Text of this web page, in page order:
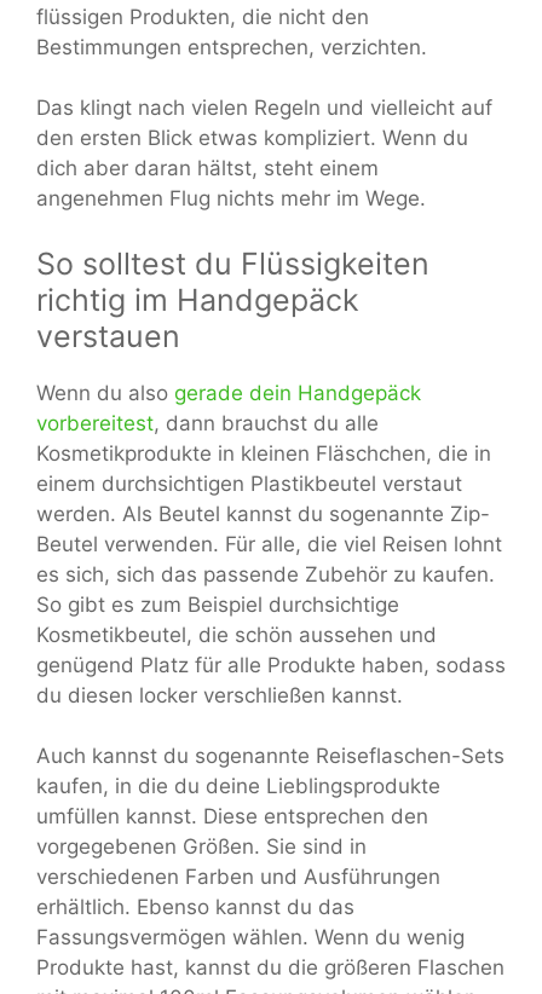
flüssigen Produkten, die nicht den
Bestimmungen entsprechen, verzichten.
Das klingt nach vielen Regeln und vielleicht auf
den ersten Blick etwas kompliziert. Wenn du
dich aber daran hältst, steht einem
angenehmen Flug nichts mehr im Wege.
So solltest du Flüssigkeiten
richtig im Handgepäck
verstauen
Wenn du also gerade dein Handgepäck
vorbereitest, dann brauchst du alle
Kosmetikprodukte in kleinen Fläschchen, die in
einem durchsichtigen Plastikbeutel verstaut
werden. Als Beutel kannst du sogenannte Zip-
Beutel verwenden. Für alle, die viel Reisen lohnt
es sich, sich das passende Zubehör zu kaufen.
So gibt es zum Beispiel durchsichtige
Kosmetikbeutel, die schön aussehen und
genügend Platz für alle Produkte haben, sodass
du diesen locker verschließen kannst.
Auch kannst du sogenannte Reiseflaschen-Sets
kaufen, in die du deine Lieblingsprodukte
umfüllen kannst. Diese entsprechen den
vorgegebenen Größen. Sie sind in
verschiedenen Farben und Ausführungen
erhältlich. Ebenso kannst du das
Fassungsvermögen wählen. Wenn du wenig
Produkte hast, kannst du die größeren Flaschen